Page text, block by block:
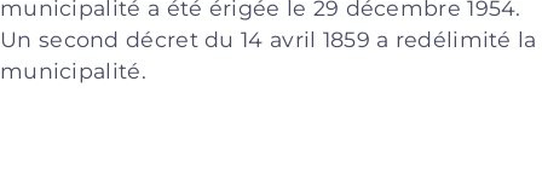
municipalité a été érigée le 29 décembre 1954.
Un second décret du 14 avril 1859 a redélimité la
municipalité.